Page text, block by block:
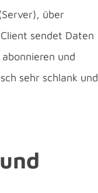
über
sendet Daten
und
sehr schlank und